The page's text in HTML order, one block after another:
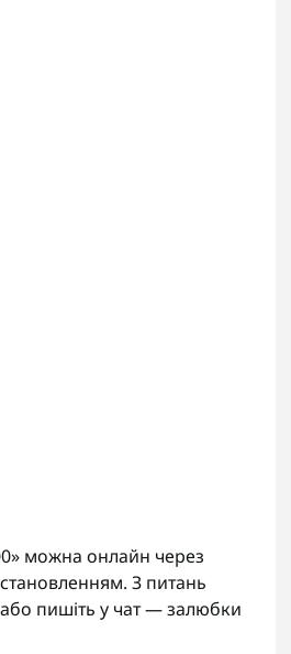
можна онлайн через
З питань
пишіть у чат — залюбки